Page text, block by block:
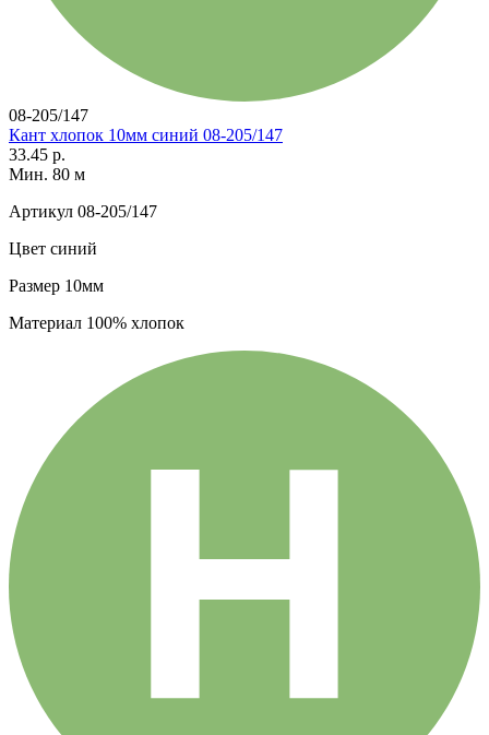
08-205/147
Кант хлопок 10мм синий 08-205/147
33.45 р.
Мин. 80 м
Артикул 08-205/147
Цвет синий
Размер 10мм
Материал 100% хлопок